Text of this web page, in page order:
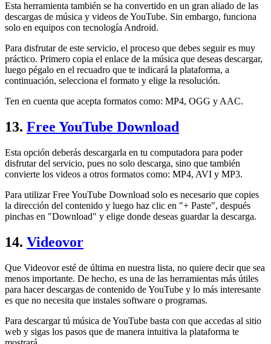
Esta herramienta también se ha convertido en un gran aliado de las
descargas de música y videos de YouTube. Sin embargo, funciona
solo en equipos con tecnología Android.
Para disfrutar de este servicio, el proceso que debes seguir es muy
práctico. Primero copia el enlace de la música que deseas descargar,
luego pégalo en el recuadro que te indicará la plataforma, a
continuación, selecciona el formato y elige la resolución.
Ten en cuenta que acepta formatos como: MP4, OGG y AAC.
13. Free YouTube Download
Esta opción deberás descargarla en tu computadora para poder
disfrutar del servicio, pues no solo descarga, sino que también
convierte los videos a otros formatos como: MP4, AVI y MP3.
Para utilizar Free YouTube Download solo es necesario que copies
la dirección del contenido y luego haz clic en "+ Paste", después
pinchas en "Download" y elige donde deseas guardar la descarga.
14. Videovor
Que Videovor esté de última en nuestra lista, no quiere decir que sea
menos importante. De hecho, es una de las herramientas más útiles
para hacer descargas de contenido de YouTube y lo más interesante
es que no necesita que instales software o programas.
Para descargar tú música de YouTube basta con que accedas al sitio
web y sigas los pasos que de manera intuitiva la plataforma te